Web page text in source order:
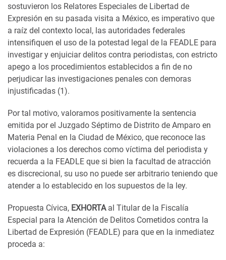
sostuvieron los Relatores Especiales de Libertad de
Expresión en su pasada visita a México, es imperativo que
a raíz del contexto local, las autoridades federales
intensifiquen el uso de la potestad legal de la FEADLE para
investigar y enjuiciar delitos contra periodistas, con estricto
apego a los procedimientos establecidos a fin de no
perjudicar las investigaciones penales con demoras
injustificadas (1).
Por tal motivo, valoramos positivamente la sentencia
emitida por el Juzgado Séptimo de Distrito de Amparo en
Materia Penal en la Ciudad de México, que reconoce las
violaciones a los derechos como víctima del periodista y
recuerda a la FEADLE que si bien la facultad de atracción
es discrecional, su uso no puede ser arbitrario teniendo que
atender a lo establecido en los supuestos de la ley.
Propuesta Cívica, EXHORTA al Titular de la Fiscalía
Especial para la Atención de Delitos Cometidos contra la
Libertad de Expresión (FEADLE) para que en la inmediatez
proceda a: